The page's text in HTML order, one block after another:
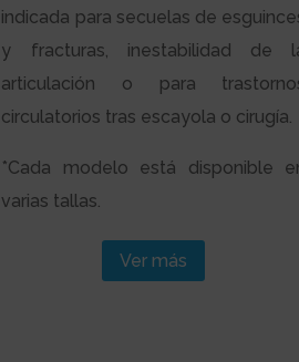
indicada para secuelas de
y fracturas, inestabilidad de
articulación o para
circulatorios tras escayola o cirugía.
*Cada modelo está disponible
varias tallas.
Ver más